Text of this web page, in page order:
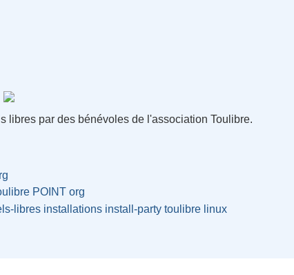
libres par des bénévoles de l'association Toulibre.
POINT org
libres installations install-party toulibre linux